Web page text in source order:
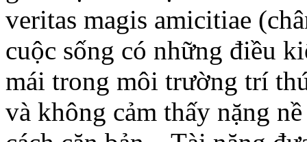
veritas magis amicitiae
cuộc sống có những điều
mái trong môi trường trí
và không cảm thấy nặng